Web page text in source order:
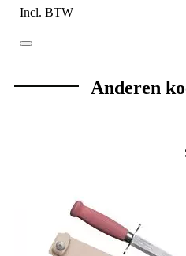
Incl. BTW
Anderen